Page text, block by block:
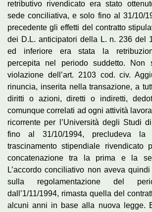
retributivo rivendicato era stato
sede conciliativa, e solo fino al 31/10/
precedente gli effetti del contratto
dei D.L. anticipatori della L. n. 236 del
ed inferiore era stata la
percepita nel periodo suddetto. Non
violazione dell’art. 2103 cod. civ.
rinuncia, inserita nella transazione, a
diritti o azioni, diretti o indiretti,
comunque correlati ad ogni attività
ricorrente per l’Università degli Studi
fino al 31/10/1994, precludeva
trascinamento stipendiale rivendicato
concatenazione tra la prima e la
L’accordo conciliativo non aveva
sulla regolamentazione del
dall’1/11/1994, rimasta quella del
alcuni anni in base alla nuova legge.